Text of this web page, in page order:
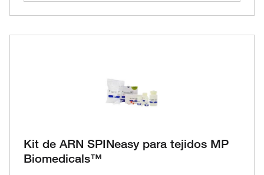
Kit de ARN SPINeasy para tejidos MP
Biomedicals™